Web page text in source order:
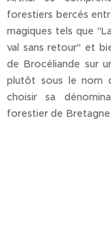
forestiers bercés
magiques tels que
val sans retour" et
de Brocéliande sur
plutôt sous le nom
choisir sa
forestier de Bretagne.